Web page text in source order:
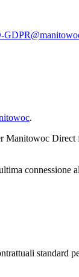
.
Manitowoc Direct
connessione
standard